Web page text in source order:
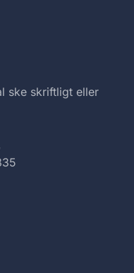
ske skriftligt eller